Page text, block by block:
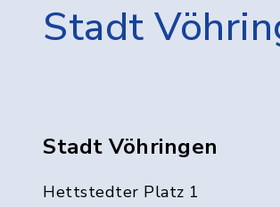
Stadt
Stadt Vöhringen
Hettstedter Platz 1